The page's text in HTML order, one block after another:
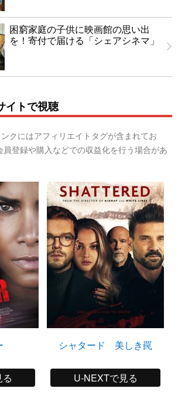
困窮家庭の子供に映画館の思い出
を！寄付で届ける「シェアシネマ」
イトで視聴
クにはアフィリエイトタグが含まれてお
員登録や購入などでの収益化を行う場合があ
シャタード 美しき罠
U-NEXTで見る